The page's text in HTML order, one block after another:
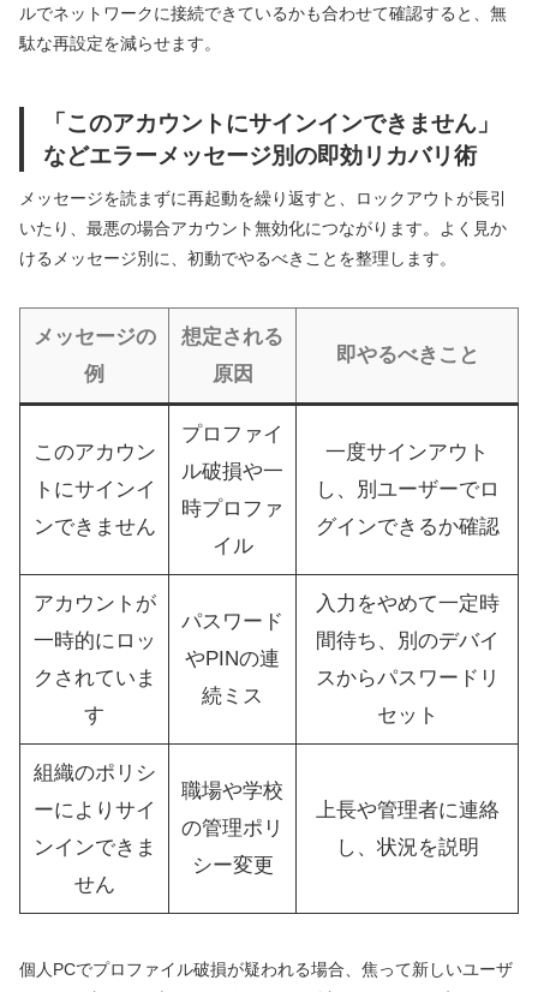
ルでネットワークに接続できているかも合わせて確認すると、無
駄な再設定を減らせます。
「このアカウントにサインインできません」
などエラーメッセージ別の即効リカバリ術
メッセージを読まずに再起動を繰り返すと、ロックアウトが長引
いたり、最悪の場合アカウント無効化につながります。よく見か
けるメッセージ別に、初動でやるべきことを整理します。
メッセージの
例
想定される
原因
即やるべきこと
このアカウン
トにサインイ
ンできません
プロファイ
ル破損や一
時プロファ
イル
一度サインアウト
し、別ユーザーでロ
グインできるか確認
アカウントが
一時的にロッ
クされていま
す
パスワード
やPINの連
続ミス
入力をやめて一定時
間待ち、別のデバイ
スからパスワードリ
セット
組織のポリシ
ーによりサイ
ンインできま
せん
職場や学校
の管理ポリ
シー変更
上長や管理者に連絡
し、状況を説明
個人PCでプロファイル破損が疑われる場合、焦って新しいユーザ